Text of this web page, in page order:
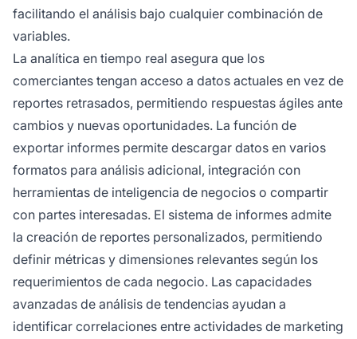
facilitando el análisis bajo cualquier combinación de
variables.
La analítica en tiempo real asegura que los
comerciantes tengan acceso a datos actuales en vez de
reportes retrasados, permitiendo respuestas ágiles ante
cambios y nuevas oportunidades. La función de
exportar informes permite descargar datos en varios
formatos para análisis adicional, integración con
herramientas de inteligencia de negocios o compartir
con partes interesadas. El sistema de informes admite
la creación de reportes personalizados, permitiendo
definir métricas y dimensiones relevantes según los
requerimientos de cada negocio. Las capacidades
avanzadas de análisis de tendencias ayudan a
identificar correlaciones entre actividades de marketing